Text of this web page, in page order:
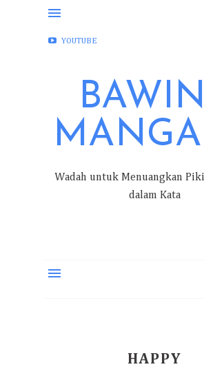
FACEBOOK
YOUTUBE
Wadah untuk Menuangkan
dalam Kata
HAPPY